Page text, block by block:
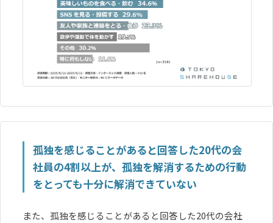
孤独を感じることがあると回答した20代の会
社員の4割以上が、孤独を解消するための行動
をとっても十分に解消できていない
また、孤独を感じることがあると回答した20代の会社